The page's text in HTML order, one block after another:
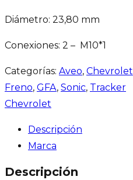
Diámetro: 23,80 mm
Conexiones: 2 – M10*1
Categorías: Aveo, Chevrolet
Freno, GFA, Sonic, Tracker
Chevrolet
Descripción
Marca
Descripción